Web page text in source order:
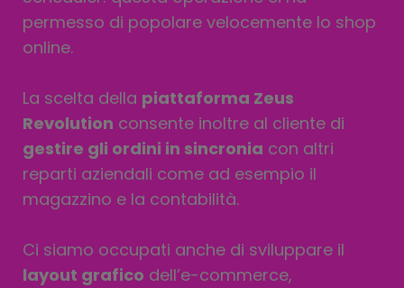
permesso di popolare velocemente lo shop
online.
La scelta della piattaforma Zeus
Revolution consente inoltre al cliente di
gestire gli ordini in sincronia con altri
reparti aziendali come ad esempio il
magazzino e la contabilità.
Ci siamo occupati anche di sviluppare il
layout grafico dell’e-commerce,